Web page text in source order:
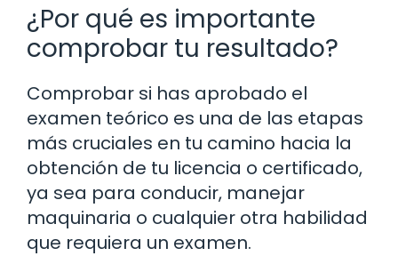
¿Por qué es importante
comprobar tu resultado?
Comprobar si has aprobado el
examen teórico es una de las etapas
más cruciales en tu camino hacia la
obtención de tu licencia o certificado,
ya sea para conducir, manejar
maquinaria o cualquier otra habilidad
que requiera un examen.